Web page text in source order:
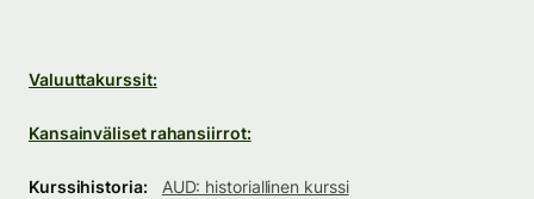
Valuuttakurssit:
Kansainväliset rahansiirrot:
Kurssihistoria:
AUD: historiallinen kurssi